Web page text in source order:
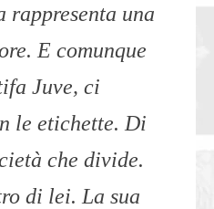
rappresenta una
E comunque
Juve, ci
le etichette. Di
che divide.
di lei. La sua